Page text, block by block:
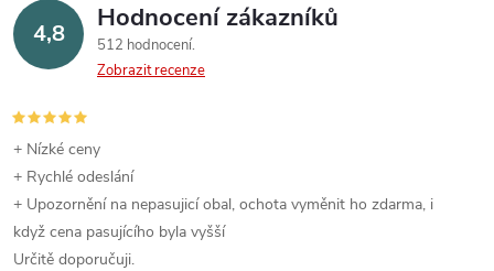
4,8 Hodnocení zákazníků
512 hodnocení
Zobrazit recenze
+ Nízké ceny
+ Rychlé odeslání
+ Upozornění na nepasujicí obal, ochota vyměnit ho zdarma, i
když cena pasujícího byla vyšší
Určitě doporučuji.